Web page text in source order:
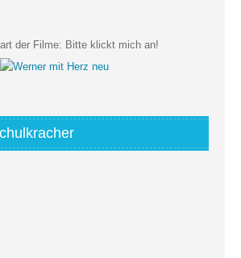
der Filme: Bitte klickt mich an!